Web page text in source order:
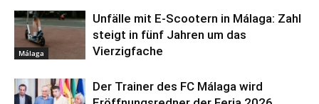
Málaga
Unfälle mit E-Scootern in Málaga: Zahl
steigt in fünf Jahren um das
Vierzigfache
Der Trainer des FC Málaga wird